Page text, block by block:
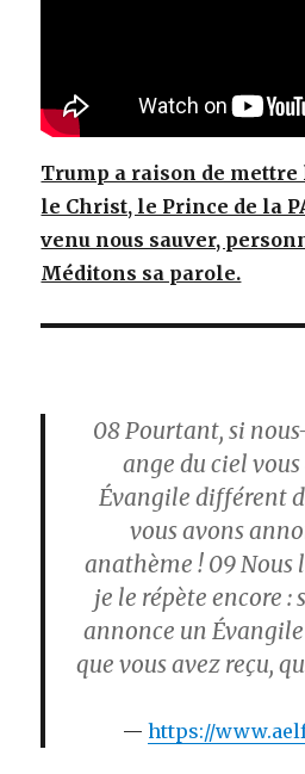
Trump a raison de
le Christ, le Prince de la
venu nous sauver,
Méditons sa parole.
08Pourtant, si
ange du ciel
Évangile différent
vous avons
anathème ! 09Nous
je le répète encore :
annonce un
que vous avez reçu,
https://